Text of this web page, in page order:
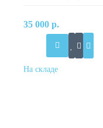
35 000 р.